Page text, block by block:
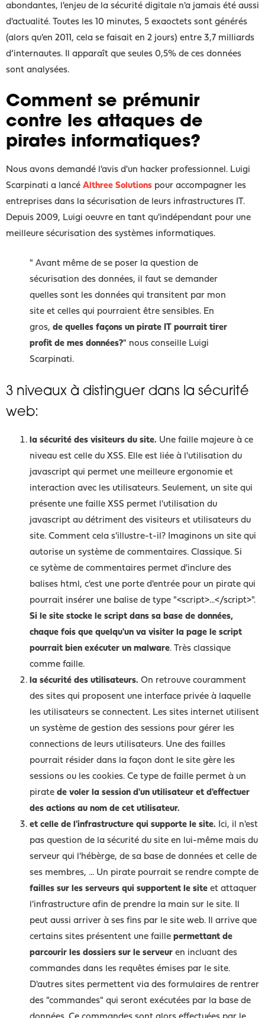
abondantes, l'enjeu de la sécurité digitale n'a jamais été aussi
d'actualité. Toutes les 10 minutes, 5 exaoctets sont générés
(alors qu'en 2011, cela se faisait en 2 jours) entre 3,7 milliards
d’internautes. Il apparaît que seules 0,5% de ces données
sont analysées.
Comment se prémunir
contre les attaques de
pirates informatiques?
Nous avons demandé l'avis d'un hacker professionnel. Luigi
Scarpinati a lancé Althree Solutions pour accompagner les
entreprises dans la sécurisation de leurs infrastructures IT.
Depuis 2009, Luigi oeuvre en tant qu'indépendant pour une
meilleure sécurisation des systèmes informatiques.
" Avant même de se poser la question de
sécurisation des données, il faut se demander
quelles sont les données qui transitent par mon
site et celles qui pourraient être sensibles. En
gros, de quelles façons un pirate IT pourrait tirer
profit de mes données?" nous conseille Luigi
Scarpinati.
3 niveaux à distinguer dans la sécurité
web:
la sécurité des visiteurs du site. Une faille majeure à ce
niveau est celle du XSS. Elle est liée à l'utilisation du
javascript qui permet une meilleure ergonomie et
interaction avec les utilisateurs. Seulement, un site qui
présente une faille XSS permet l'utilisation du
javascript au détriment des visiteurs et utilisateurs du
site. Comment cela s'illustre-t-il? Imaginons un site qui
autorise un système de commentaires. Classique. Si
ce sytème de commentaires permet d'inclure des
balises html, c'est une porte d'entrée pour un pirate qui
pourrait insérer une balise de type "<script>...</script>".
Si le site stocke le script dans sa base de données,
chaque fois que quelqu'un va visiter la page le script
pourrait bien exécuter un malware. Très classique
comme faille.
la sécurité des utilisateurs. On retrouve couramment
des sites qui proposent une interface privée à laquelle
les utilisateurs se connectent. Les sites internet utilisent
un système de gestion des sessions pour gérer les
connections de leurs utilisateurs. Une des failles
pourrait résider dans la façon dont le site gère les
sessions ou les cookies. Ce type de faille permet à un
pirate de voler la session d'un utilisateur et d'effectuer
des actions au nom de cet utilisateur.
et celle de l'infrastructure qui supporte le site. Ici, il n'est
pas question de la sécurité du site en lui-même mais du
serveur qui l'hébèrge, de sa base de données et celle de
ses membres, ... Un pirate pourrait se rendre compte de
failles sur les serveurs qui supportent le site et attaquer
l'infrastructure afin de prendre la main sur le site. Il
peut aussi arriver à ses fins par le site web. Il arrive que
certains sites présentent une faille permettant de
parcourir les dossiers sur le serveur en incluant des
commandes dans les requêtes émises par le site.
D'autres sites permettent via des formulaires de rentrer
des "commandes" qui seront exécutées par la base de